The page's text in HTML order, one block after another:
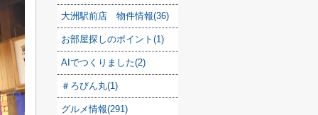
大洲駅前店 物件情報(36)
お部屋探しのポイント(1)
AIでつくりました(2)
＃ろびん丸(1)
グルメ情報(291)